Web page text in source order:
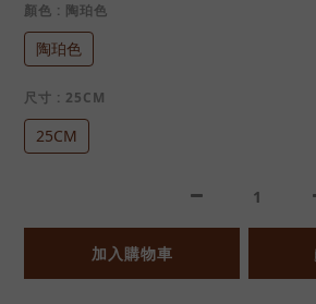
顏色 : 陶珀色
陶珀色
尺寸 : 25CM
25CM
加入購物車